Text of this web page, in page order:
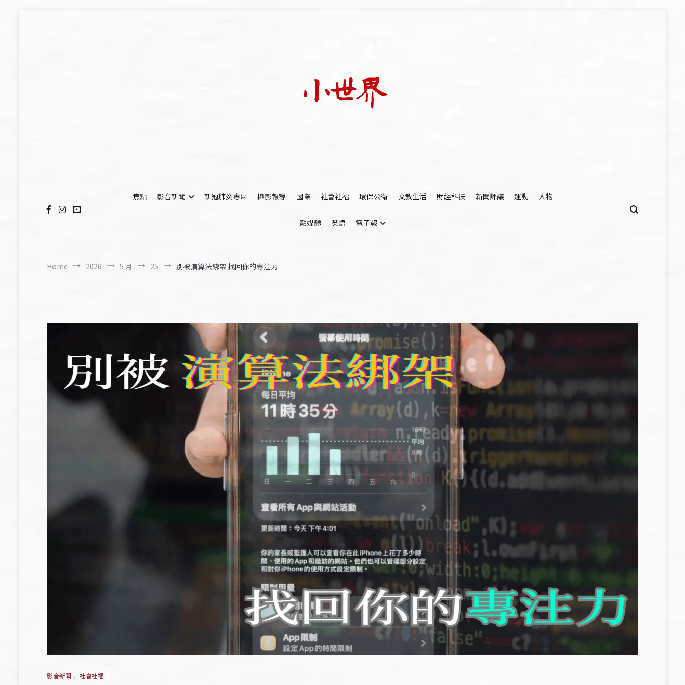
焦點
影音新聞 新冠肺炎專區 攝影報導 國際 社會社福 環保公衛 文教生活 財經科技 新聞評議 運動 人物
融媒體 英語 電子報
Home 2026 5 月 25 別被演算法綁架 找回你的專注力
影音新聞 , 社會社福